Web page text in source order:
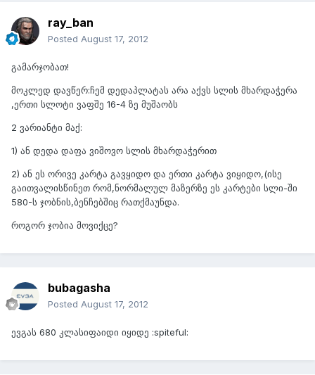
ray_ban
Posted August 17, 2012
გამარჯობათ!
მოკლედ დავწერ:ჩემ დედაპლატას არა აქვს სლის მხარდაჭერა
,ერთი სლოტი ვაფშე 16-4 ზე მუშაობს
2 ვარიანტი მაქ:
1) ან დედა დაფა ვიშოვო სლის მხარდაჭერით
2) ან ეს ორივე კარტა გავყიდო და ერთი კარტა ვიყიდო,(ისე
გაითვალისწინეთ რომ,ნორმალულ მაზერზე ეს კარტები სლი-ში
580-ს ჯობნის,ბენჩებშიც რათქმაუნდა.
როგორ ჯობია მოვიქცე?
bubagasha
Posted August 17, 2012
ევგას 680 კლასიფაიდი იყიდე :spiteful: